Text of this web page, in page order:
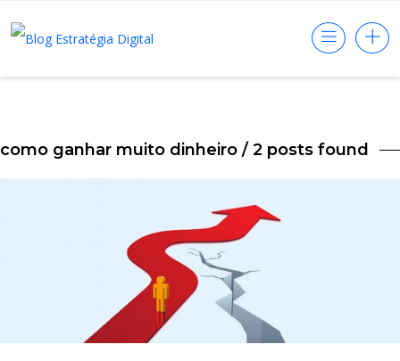
como ganhar muito dinheiro / 2 posts found